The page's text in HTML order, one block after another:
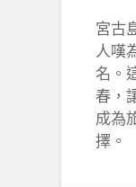
宮古
人嘆
名。
春，
成為
擇。